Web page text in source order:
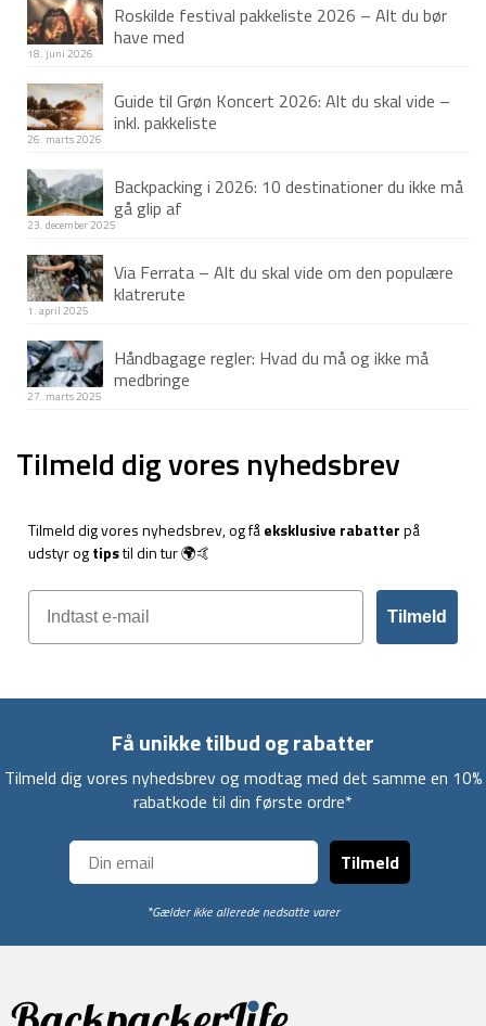
599 kr. 299 kr.
Roskilde festival pakkeliste 2026 – Alt du bør
have med
18. juni 2026
Guide til Grøn Koncert 2026: Alt du skal vide –
inkl. pakkeliste
26. marts 2026
Backpacking i 2026: 10 destinationer du ikke må
gå glip af
23. december 2025
Via Ferrata – Alt du skal vide om den populære
klatrerute
1. april 2025
Håndbagage regler: Hvad du må og ikke må
medbringe
27. marts 2025
Tilmeld dig vores nyhedsbrev
Tilmeld dig vores nyhedsbrev, og fåeksklusive rabatterpå
udstyr ogtipstil din tur 🌍🤙
Tilmeld
Få unikke tilbud og rabatter
Tilmeld dig vores nyhedsbrev og modtag med det samme en 10%
rabatkode til din første ordre*
Tilmeld
*Gælder ikke allerede nedsatte varer